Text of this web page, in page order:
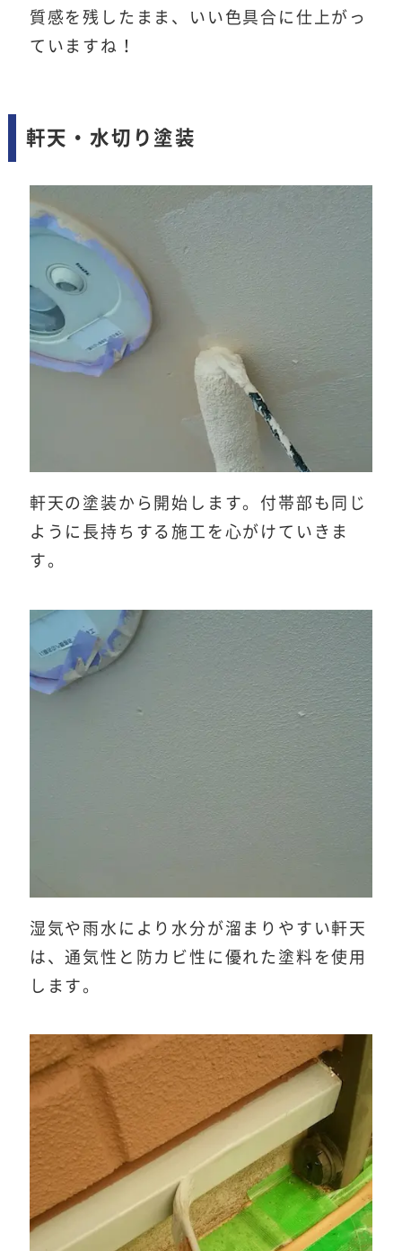
質感を残したまま、いい色具合に仕上がっ
ていますね！
軒天・水切り塗装
軒天の塗装から開始します。付帯部も同じ
ように長持ちする施工を心がけていきま
す。
湿気や雨水により水分が溜まりやすい軒天
は、通気性と防カビ性に優れた塗料を使用
します。